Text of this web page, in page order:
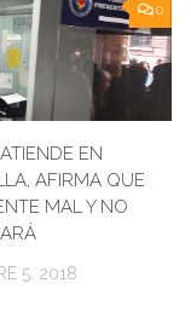
0
EN
AFIRMA QUE
MAL Y NO
5, 2018